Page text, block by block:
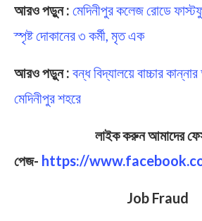
আরও পড়ুন : মেদিনীপুর কলেজ রোডে
স্পৃষ্ট দোকানের ৩ কর্মী, মৃত এক
আরও পড়ুন : বন্ধ বিদ্যালয়ে বাচ্চার
মেদিনীপুর শহরে
লাইক করুন আমাদের
পেজ- https://
Job Fraud